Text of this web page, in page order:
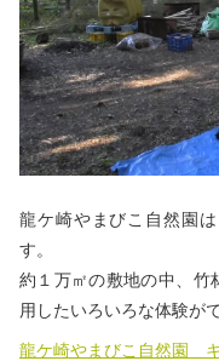
龍ケ崎やまびこ自然園
す。
約１万㎡の敷地の中、竹
用したいろいろな体験が
龍ケ崎やまびこ自然園